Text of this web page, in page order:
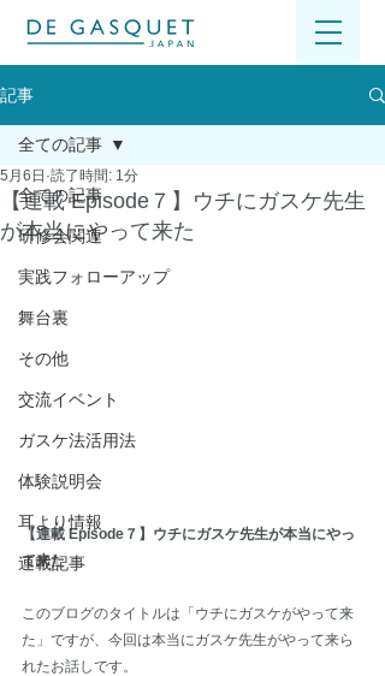
記事
全ての記事
研修会関連
実践フォローアップ
舞台裏
その他
交流イベント
ガスケ法活用法
体験説明会
耳より情報
連載記事
全ての記事
【連載 Episode７】ウチにガスケ先生
が本当にやって来た
5月6日 読了時間: 1分
【連載 Episode７】ウチにガスケ先生が本当にやっ
て来た
このブログのタイトルは「ウチにガスケがやって来
た」ですが、今回は本当にガスケ先生がやって来ら
れたお話しです。